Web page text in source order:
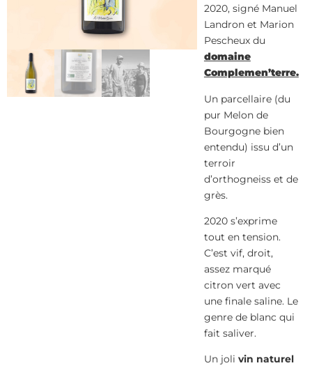
2020, signé Manuel
Landron et Marion
Pescheux du
domaine
Complemen’terre.
Un parcellaire (du
pur Melon de
Bourgogne bien
entendu) issu d’un
terroir
d’orthogneiss et de
grès.
2020 s’exprime
tout en tension.
C’est vif, droit,
assez marqué
citron vert avec
une finale saline. Le
genre de blanc qui
fait saliver.
Un joli vin naturel